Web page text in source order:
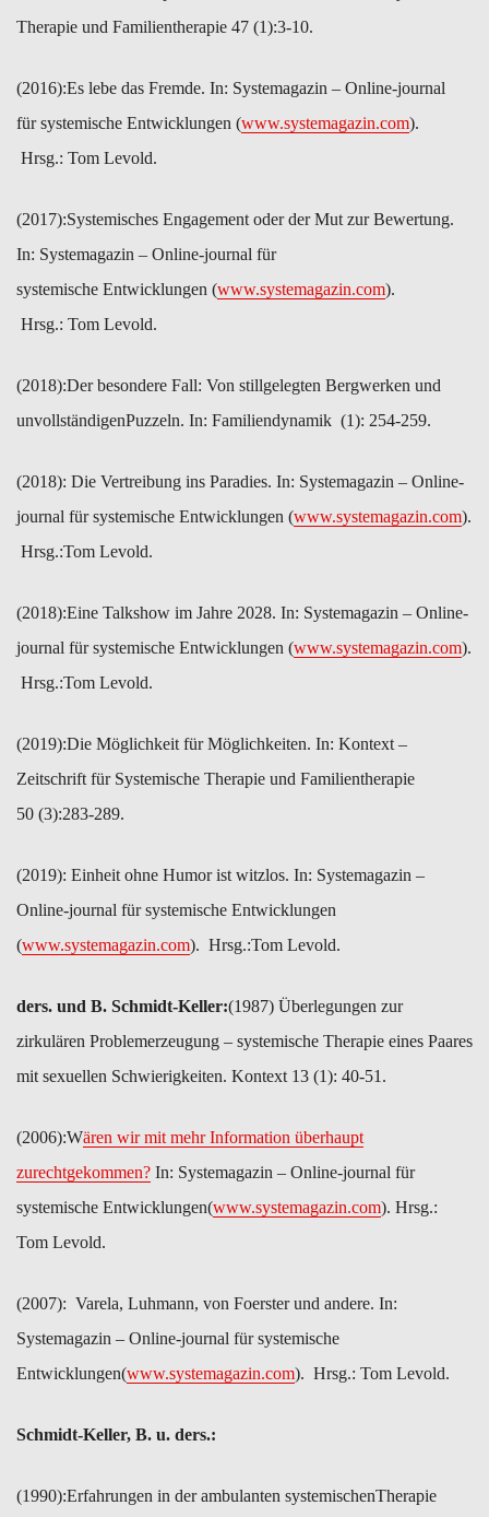
Therapie und ​Familientherapie 47 (1):3-10.
(2016):​Es lebe das Fremde. In: Systemagazin – Online-journal
für ​systemische Entwicklungen (www.systemagazin.com).
Hrsg.: Tom ​Levold.
(2017):​Systemisches Engagement oder der Mut zur Bewertung.
In: ​Systemagazin – Online-journal für
systemische Entwicklungen ​(www.systemagazin.com).
Hrsg.: Tom ​Levold.
(2018):​Der besondere Fall: Von stillgelegten Bergwerken und
unvollständigenPuzzeln. In: Familiendynamik (1): 254-259.
(2018): ​Die Vertreibung ins Paradies. In: Systemagazin – Online-
journal für systemische Entwicklungen ​(www.systemagazin.com).
Hrsg.:Tom ​Levold.
(2018):​Eine Talkshow im Jahre 2028. In: ​Systemagazin – Online-
journal für systemische Entwicklungen ​(www.systemagazin.com).
Hrsg.:Tom ​Levold.
(2019):​Die Möglichkeit für Möglichkeiten. In: Kontext –
Zeitschrift für Systemische Therapie und ​Familientherapie
50 (3):283-289.
(2019): ​Einheit ohne Humor ist witzlos. In: Systemagazin –
Online-journal für systemische Entwicklungen ​
(www.systemagazin.com). Hrsg.:Tom ​Levold.
ders. und B. Schmidt-Keller:(1987) Überlegungen zur
zirkulären Problemerzeugung – systemische Therapie eines Paares
mit sexuellen Schwierigkeiten. Kontext 13 (1): 40-51.
(2006):​Wären wir mit mehr Information überhaupt
zurechtgekommen? In: Systemagazin – Online-journal für
systemische Entwicklungen​(www.systemagazin.com). Hrsg.:
Tom Levold.
(2007): ​Varela, Luhmann, von Foerster und andere. In:
Systemagazin – Online-journal für systemische
Entwicklungen(www.systemagazin.com). Hrsg.: Tom Levold.
Schmidt-Keller, B. u. ders.:
(1990):​Erfahrungen in der ambulanten systemischenTherapie